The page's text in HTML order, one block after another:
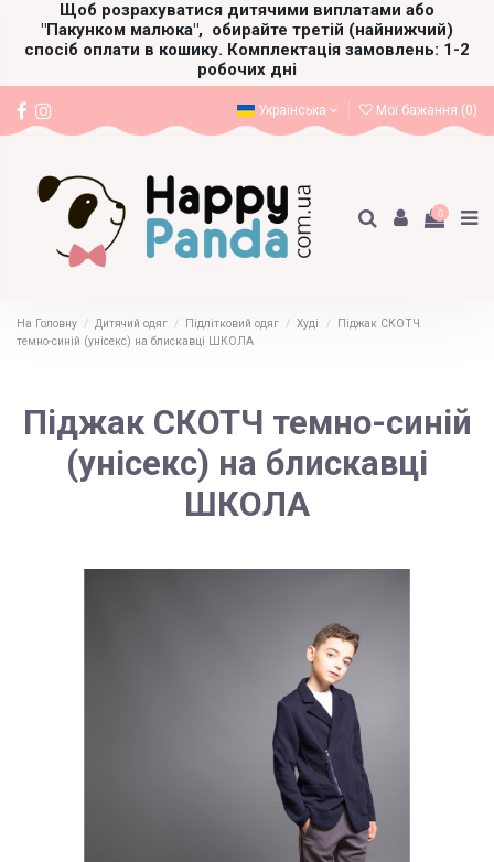
Щоб розрахуватися дитячими виплатами або
"Пакунком малюка", обирайте третій (найнижчий)
спосіб оплати в кошику. Комплектація замовлень: 1-2
робочих дні
Українська Мої бажання (0)
0
На Головну Дитячий одяг Підлітковий одяг Худі
Піджак СКОТЧ
темно-синій (унісекс) на блискавці ШКОЛА
Піджак СКОТЧ темно-синій
(унісекс) на блискавці
ШКОЛА